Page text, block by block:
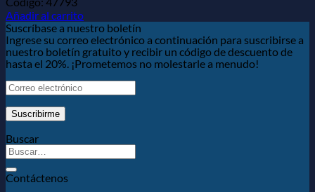
Añadir al carrito
Suscríbase a nuestro boletín
Ingrese su correo electrónico a continuación para suscribirse a
nuestro boletín gratuito y recibir un código de descuento de
hasta el 20%. ¡Prometemos no molestarle a menudo!
Buscar
Contáctenos